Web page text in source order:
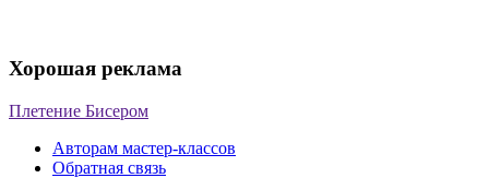
Хорошая реклама
Плетение Бисером
Авторам мастер-классов
Обратная связь